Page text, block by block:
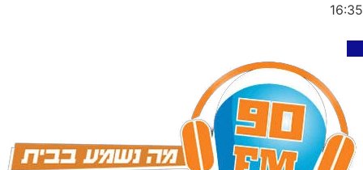
16:35